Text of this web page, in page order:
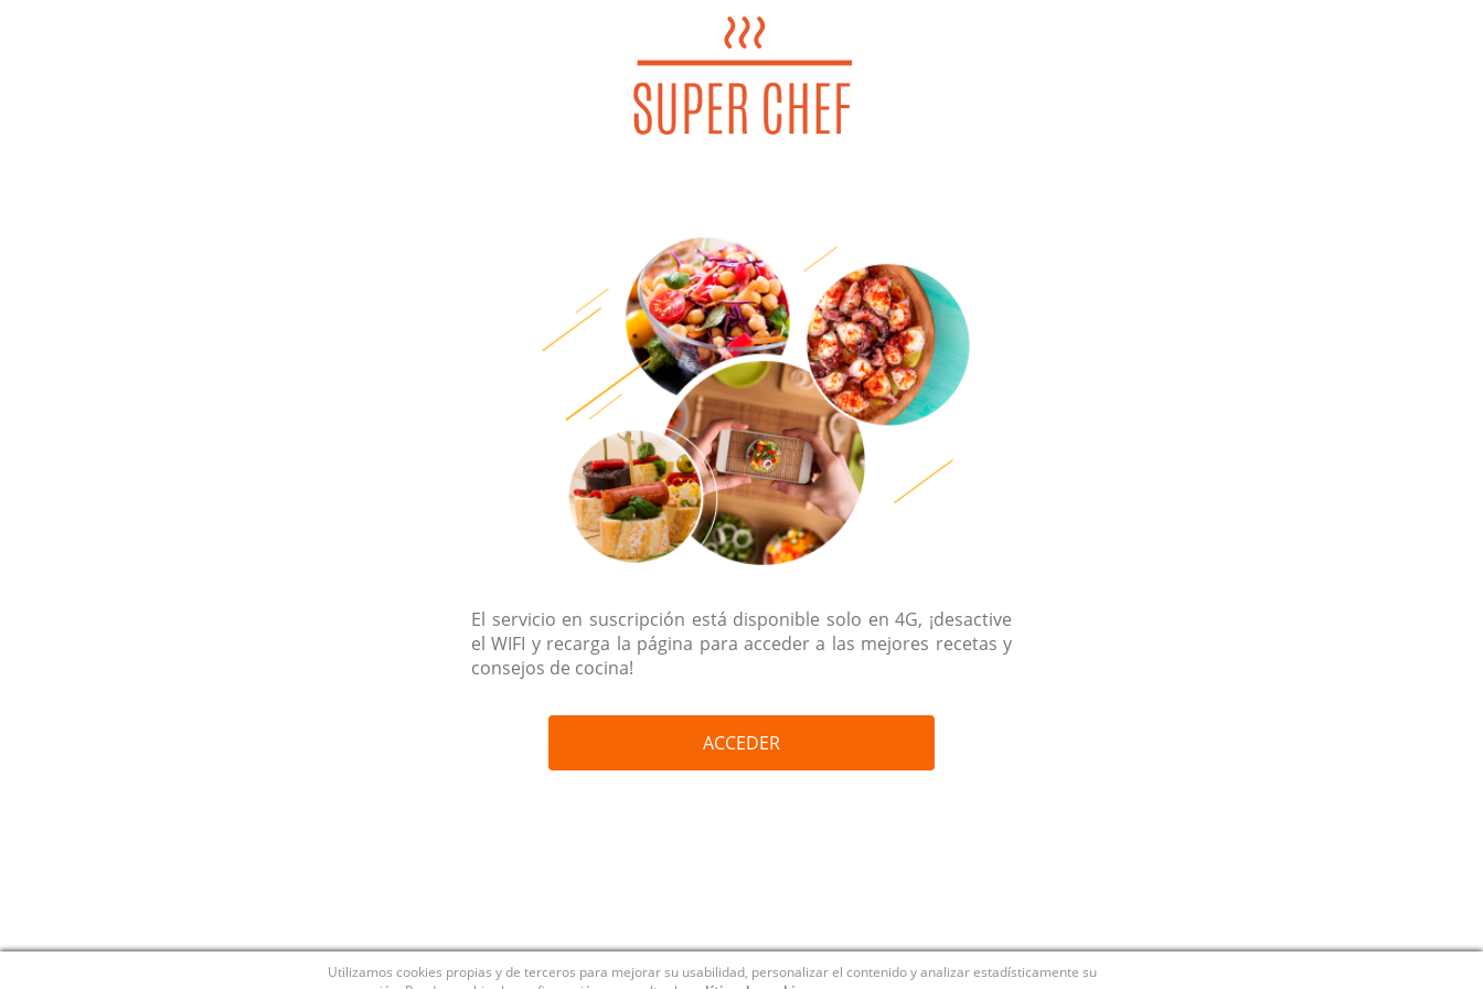
Utilizamos cookies propias y de terceros para mejorar su usabilidad, personalizar el contenido y analizar estadísticamente su
El servicio en suscripción está disponible solo en 4G, ¡desactive
el WIFI y recarga la página para acceder a las mejores recetas y
consejos de cocina!
ACCEDER